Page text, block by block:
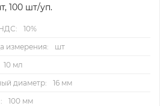
100 шт/уп.
10%
измерения:
шт
10 мл
диаметр:
16 мм
100 мм